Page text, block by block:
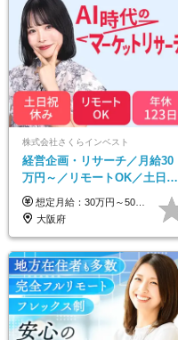
株式会社さくらインベスト
経営企画・リサーチ／月給30
万円～／リモートOK／土日祝
休み／生成AIを活用できる方
歓迎
想定月給：30万円～50万円程度＋各種手当＋賞与年2回 ※想定年収：400万円～600万円 ※経験・能力等考慮の上、規定により優遇 ※上記月給には固定残業代を含みます。固定残業代は、時間外労働の有無に関わらず月10時間分（月2.2万円（月収30万円の場合）～3.6万円（月収50万円の場合））を支給し、超過分は追加で支給します ※試用期間2ヶ月（待遇に差異なし） 【固定残業代について】 固定残業10時間分（22,000円～36,000円）を含む ※超過分は別途全額支給
大阪府